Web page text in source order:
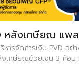
หลังเกษียณ แพ
ารจัดการเงิน PVD อย่า
งเกษียณด้วยเงิน 3 ก้อน